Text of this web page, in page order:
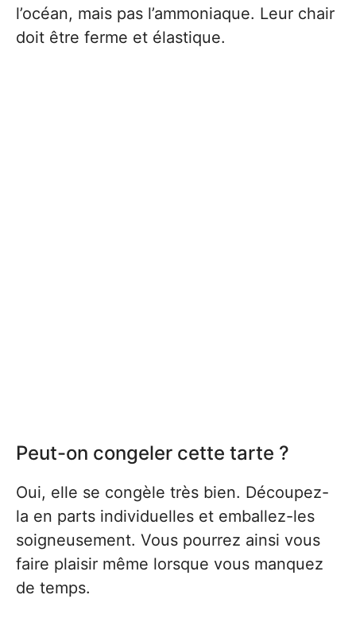
l’océan, mais pas l’ammoniaque. Leur chair
doit être ferme et élastique.
Peut-on congeler cette tarte ?
Oui, elle se congèle très bien. Découpez-
la en parts individuelles et emballez-les
soigneusement. Vous pourrez ainsi vous
faire plaisir même lorsque vous manquez
de temps.